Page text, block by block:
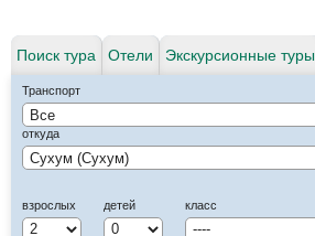
Поиск тура Отели Экскурсионные туры
Транспорт
откуда
взрослых детей класс